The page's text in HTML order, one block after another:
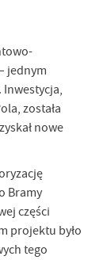
jednym
została
nowe
Bramy
części
projektu było
tego